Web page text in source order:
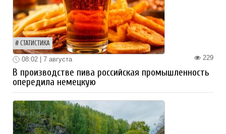
СТАТИСТИКА
229
08:02 | 7 августа
В производстве пива российская промышленность
опередила немецкую